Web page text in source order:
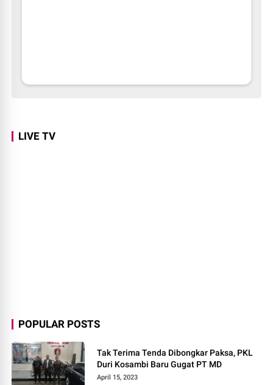
LIVE TV
POPULAR POSTS
Tak Terima Tenda Dibongkar Paksa, PKL
Duri Kosambi Baru Gugat PT MD
April 15, 2023